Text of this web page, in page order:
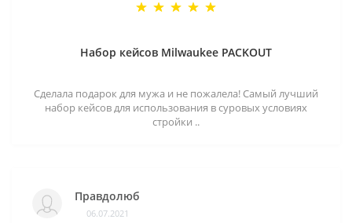
Набор кейсов Milwaukee PACKOUT
Сделала подарок для мужа и не пожалела! Самый лучший
набор кейсов для использования в суровых условиях
стройки ..
Правдолюб
06.07.2021